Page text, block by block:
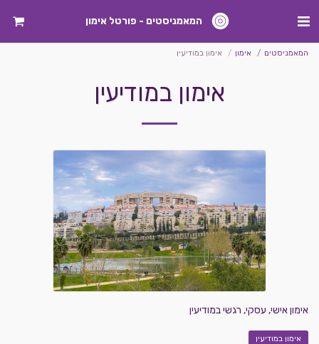
המאמניסטים - פורטל אימון
המאמניסטים אימון אימון במודיעין
אימון במודיעין
אימון אישי, עסקי, רגשי במודיעין
אימון במודיעין